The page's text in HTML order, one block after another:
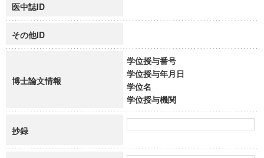
医中誌ID
その他ID
博士論文情報
学位授与番号
学位授与年月日
学位名
学位授与機関
抄録